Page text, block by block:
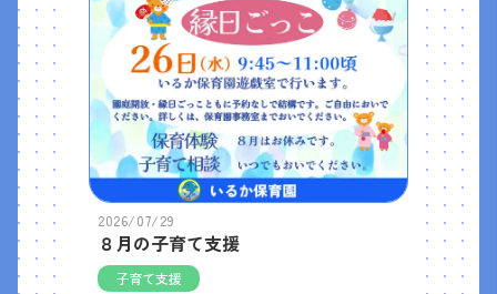
2026/07/29
８月の子育て支援
子育て支援